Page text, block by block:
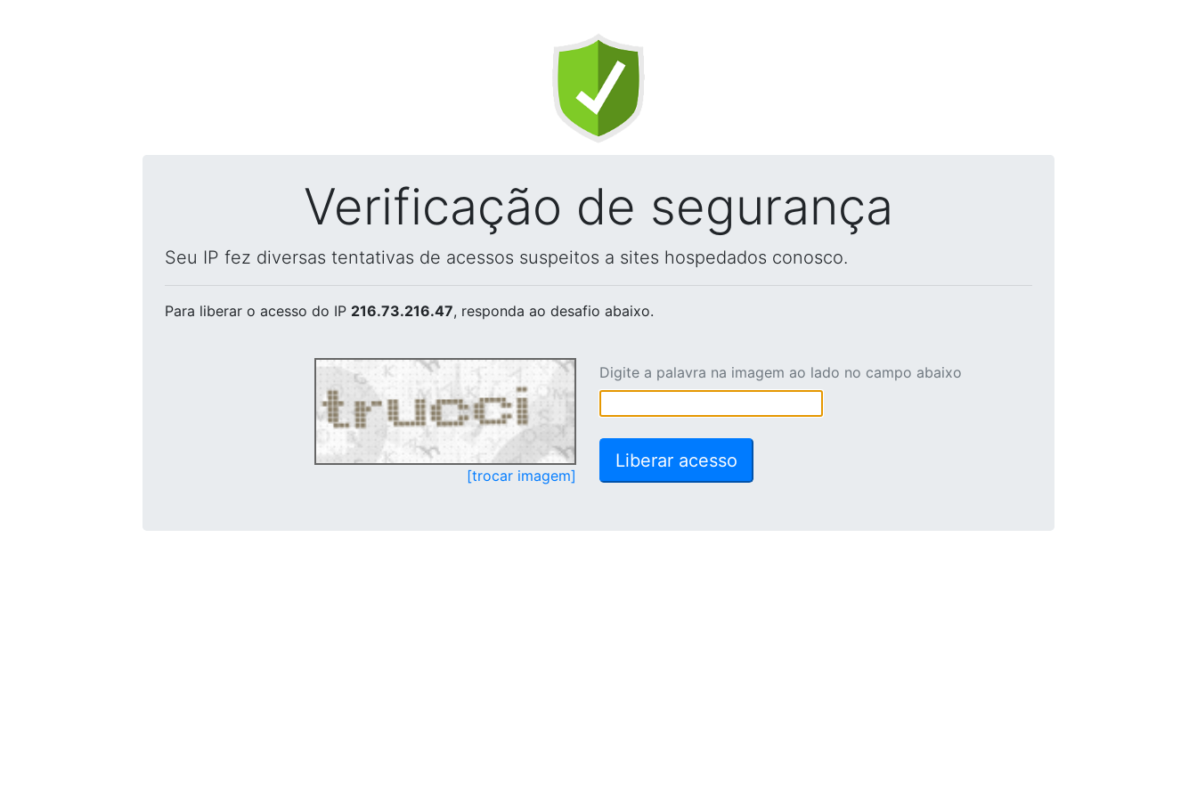
Verificação de segurança
Seu IP fez diversas tentativas de acessos suspeitos a sites hospedados conosco.
Para liberar o acesso do IP 216.73.216.47, responda ao desafio abaixo.
[trocar imagem]
Digite a palavra na imagem ao lado no campo abaixo